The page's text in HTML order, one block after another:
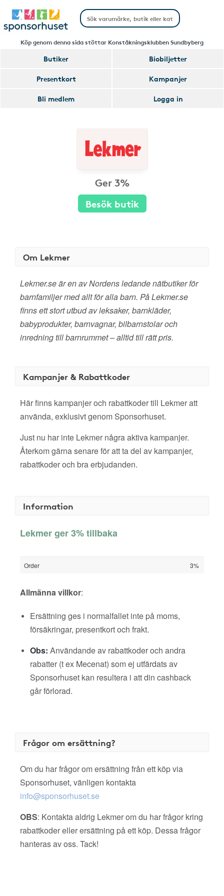
Köp genom denna sida stöttar Konståkningsklubben Sundbyberg
Butiker
Biobiljetter
Presentkort
Kampanjer
Bli medlem
Logga in
Ger 3%
Besök butik
Om Lekmer
Lekmer.se är en av Nordens ledande nätbutiker för
barnfamiljer med allt för alla barn. På Lekmer.se
finns ett stort utbud av leksaker, barnkläder,
babyprodukter, barnvagnar, bilbarnstolar och
inredning till barnrummet – alltid till rätt pris.
Kampanjer & Rabattkoder
Här finns kampanjer och rabattkoder till Lekmer att
använda, exklusivt genom Sponsorhuset.
Just nu har inte Lekmer några aktiva kampanjer.
Återkom gärna senare för att ta del av kampanjer,
rabattkoder och bra erbjudanden.
Information
Lekmer ger 3% tillbaka
Order 3%
Allmänna villkor:
Ersättning ges i normalfallet inte på moms,
försäkringar, presentkort och frakt.
Obs: Användande av rabattkoder och andra
rabatter (t ex Mecenat) som ej utfärdats av
Sponsorhuset kan resultera i att din cashback
går förlorad.
Frågor om ersättning?
Om du har frågor om ersättning från ett köp via
Sponsorhuset, vänligen kontakta
info@sponsorhuset.se
OBS: Kontakta aldrig Lekmer om du har frågor kring
rabattkoder eller ersättning på ett köp. Dessa frågor
hanteras av oss. Tack!